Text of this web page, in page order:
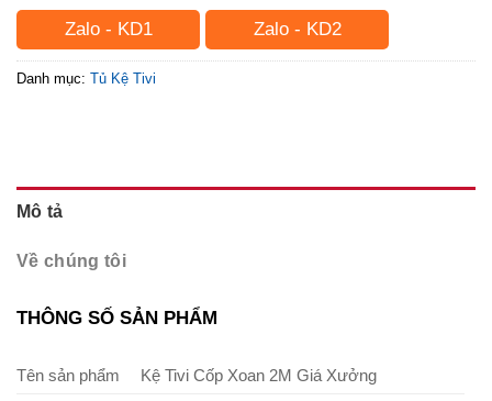
Zalo - KD1 Zalo - KD2
Danh mục: Tủ Kệ Tivi
Mô tả
Về chúng tôi
THÔNG SỐ SẢN PHẨM
Tên sản phẩm
Kệ Tivi Cốp Xoan 2M Giá Xưởng